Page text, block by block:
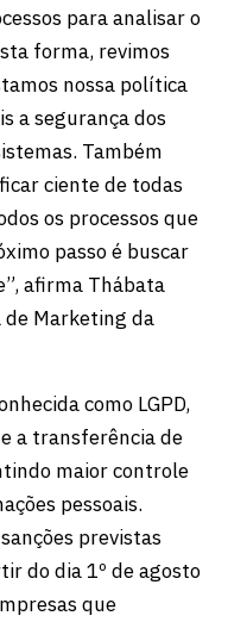
para analisar o
forma, revimos
nossa política
a segurança dos
Também
ciente de todas
os processos que
passo é buscar
afirma Thábata
de Marketing da
como LGPD,
a transferência de
maior controle
pessoais.
previstas
do dia 1º de agosto
que